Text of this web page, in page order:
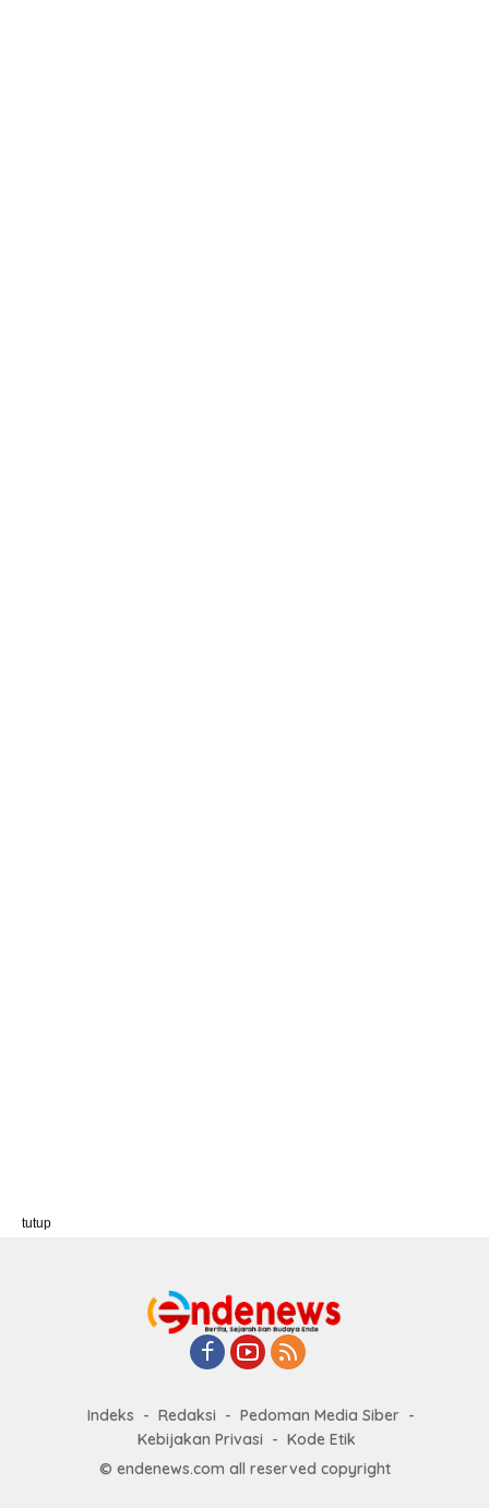
Indeks Redaksi
Pedoman Media Siber
Kebijakan Privasi
Kode Etik
© endenews.com all reserved copyright
tutup